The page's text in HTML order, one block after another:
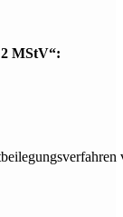
MStV“: